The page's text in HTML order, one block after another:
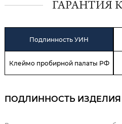
ГАРАНТИЯ
Подлинность УИН
Клеймо пробирной палаты РФ
ПОДЛИННОСТЬ ИЗДЕЛИЯ